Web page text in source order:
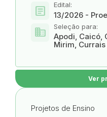
article Edital:
13/2026 -
domain Seleção para:
Apodi, Caicó,
Mirim,
Ver
Projetos de Ensino